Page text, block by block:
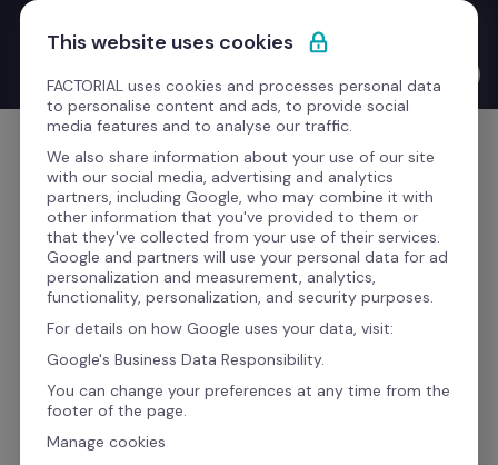
Saltar para o conteúdo
Novo Product Launches with the CEO: o Bernat Farrero
finalmente fala a tua língua. Literalmente — graças à IA.
Comece grátis
Gostaria de saber mais
sobre esta integração?
Preencha o formulário para receber todas as
informações desta integração, e melhore a
eficiência da sua empresa com a Factorial.
This website uses cookies
FACTORIAL uses cookies and processes personal data
to personalise content and ads, to provide social
media features and to analyse our traffic.
We also share information about your use of our site
with our social media, advertising and analytics
partners, including Google, who may combine it with
other information that you've provided to them or
that they've collected from your use of their services.
Google and partners will use your personal data for ad
personalization and measurement, analytics,
functionality, personalization, and security purposes.
For details on how Google uses your data, visit:
Google's Business Data Responsibility.
You can change your preferences at any time from the
footer of the page.
Manage cookies